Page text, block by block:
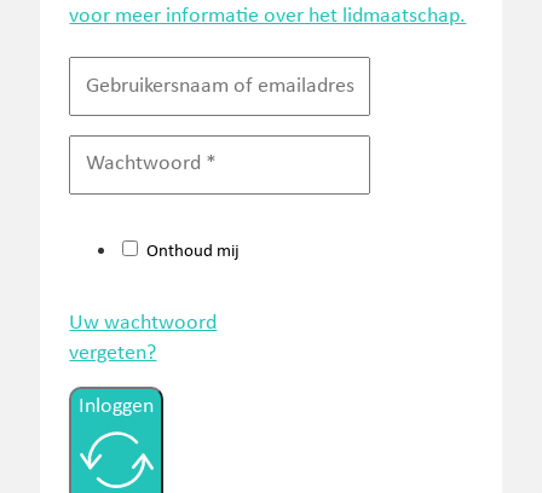
voor meer informatie over het lidmaatschap.
Onthoud mij
Uw wachtwoord
vergeten?
Inloggen